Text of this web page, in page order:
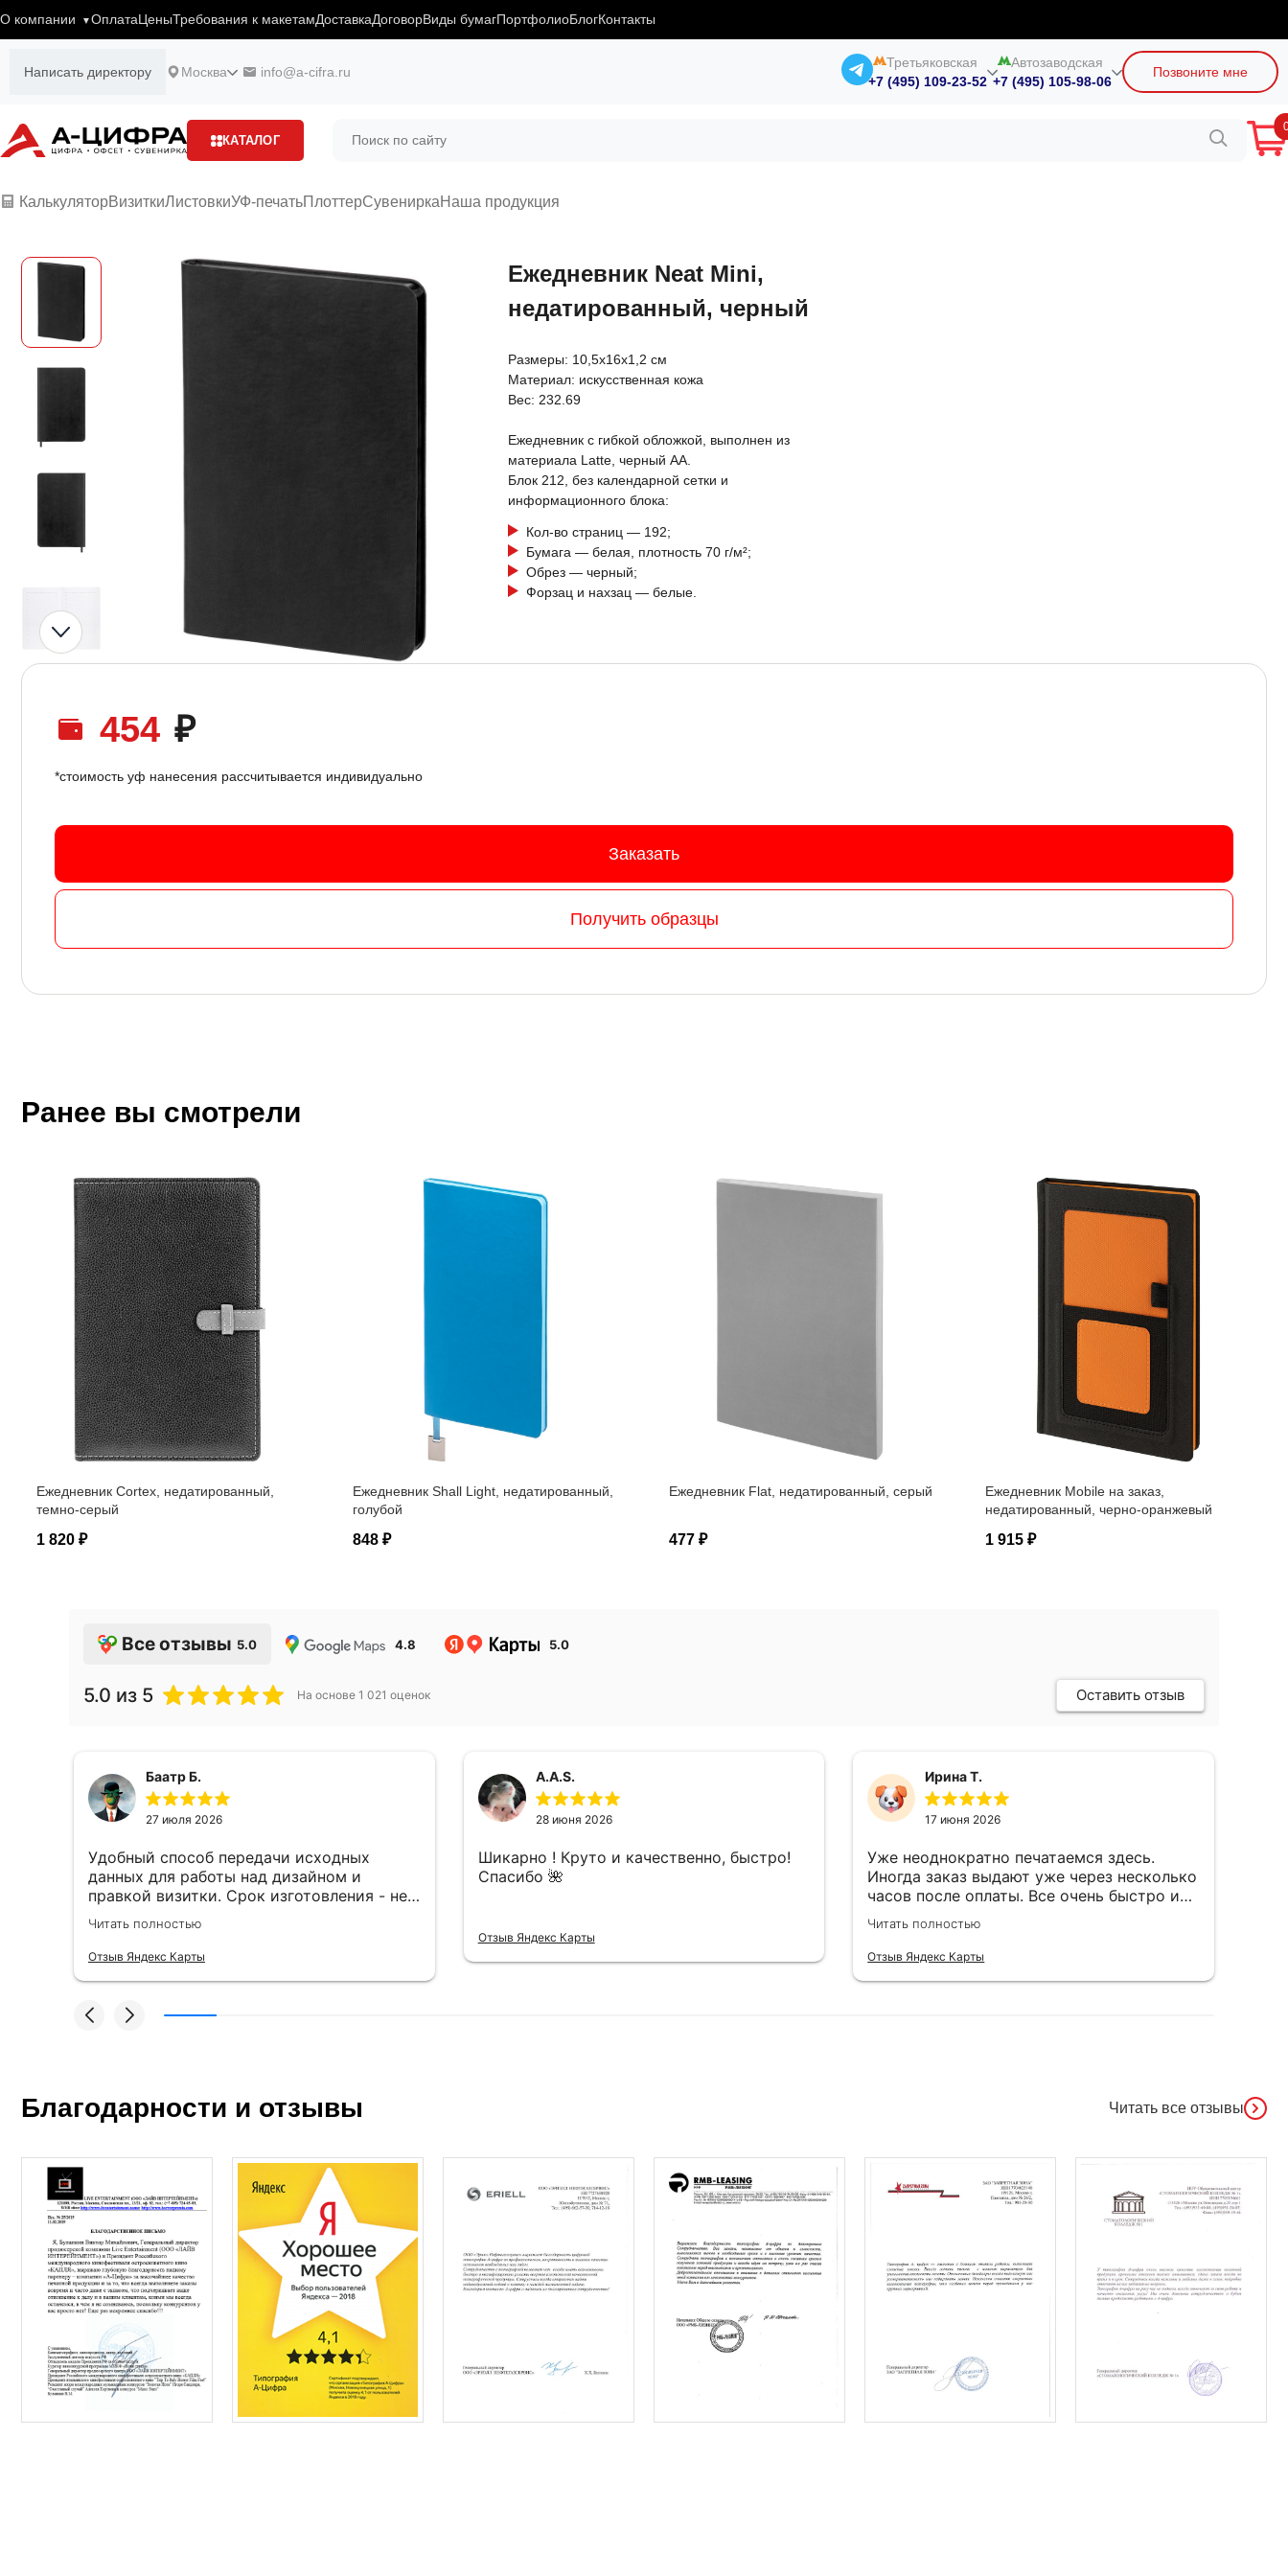
О компании ОплатаЦеныТребования к макетамДоставкаДоговорВиды бумагПортфолиоБлогКонтакты
Написать директору Москва info@a-cifra.ru
Третьяковская
+7 (495) 109-23-52
Автозаводская
+7 (495) 105-98-06
Позвоните мне
КАТАЛОГ
КалькуляторВизиткиЛистовкиУФ-печатьПлоттерСувениркаНаша продукция
Ежедневник Neat Mini,
недатированный, черный
Размеры: 10,5х16х1,2 см
Материал: искусственная кожа
Вес: 232.69
Ежедневник с гибкой обложкой, выполнен из
материала Latte, черный АА.
Блок 212, без календарной сетки и
информационного блока:
Кол-во страниц — 192;
Бумага — белая, плотность 70 г/м²;
Обрез — черный;
Форзац и нахзац — белые.
454 ₽
*стоимость уф нанесения рассчитывается индивидуально
Заказать
Получить образцы
Ранее вы смотрели
Ежедневник Cortex, недатированный,
темно-серый
1 820 ₽
Ежедневник Shall Light, недатированный,
голубой
848 ₽
Ежедневник Flat, недатированный, серый
477 ₽
Ежедневник Mobile на заказ,
недатированный, черно-оранжевый
1 915 ₽
Все отзывы 5.0 4.8 5.0
5.0 из 5 На основе 1 021 оценок Оставить отзыв
Баатр Б.
27 июля 2026
Удобный способ передачи исходных
данных для работы над дизайном и
правкой визитки. Срок изготовления - не
более 2 часов. Специалисты
компетентные. Офис находится в удобном
месте, найти не составило труда.
Читать полностью
Отзыв Яндекс Карты
A.A.S.
28 июня 2026
Шикарно ! Круто и качественно, быстро!
Спасибо 🌺
Отзыв Яндекс Карты
Ирина Т.
17 июня 2026
Уже неоднократно печатаемся здесь.
Иногда заказ выдают уже через несколько
часов после оплаты. Все очень быстро и
качественно
Читать полностью
Отзыв Яндекс Карты
Благодарности и отзывы Читать все отзывы